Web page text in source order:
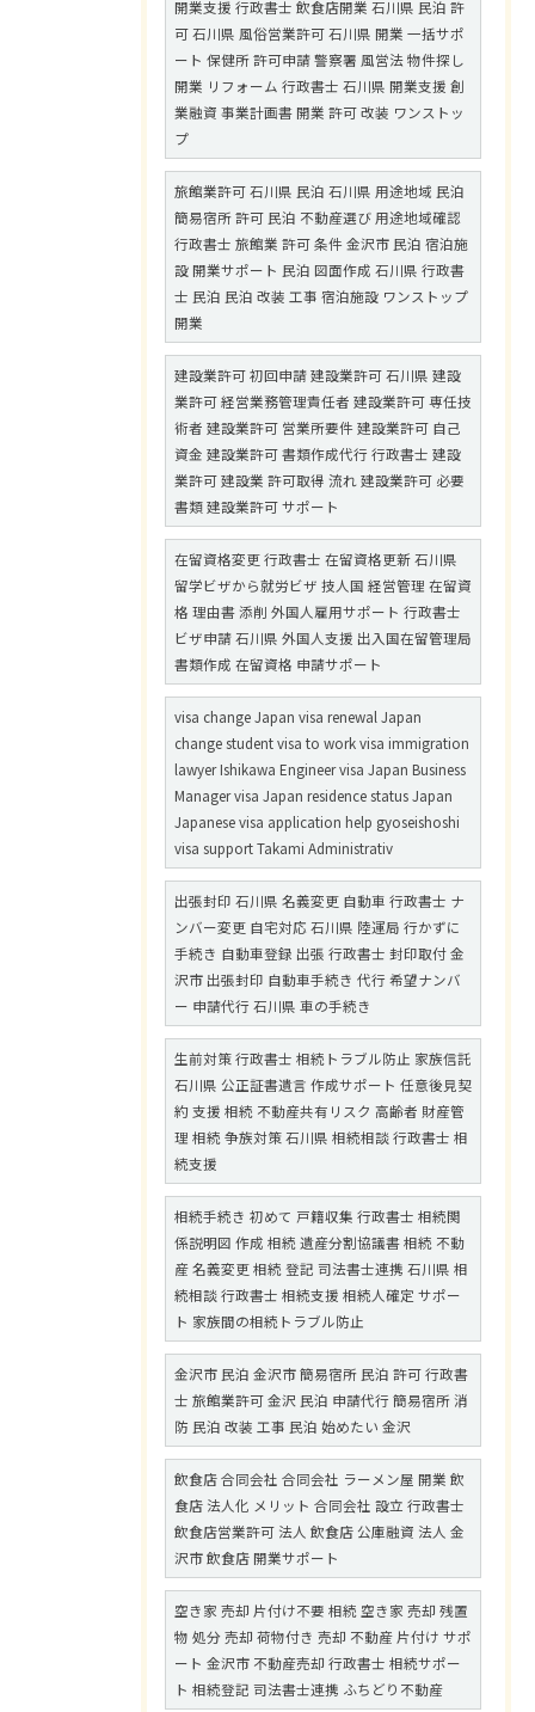
開業支援 行政書士 飲食店開業 石川県 民泊 許
可 石川県 風俗営業許可 石川県 開業 一括サポ
ート 保健所 許可申請 警察署 風営法 物件探し
開業 リフォーム 行政書士 石川県 開業支援 創
業融資 事業計画書 開業 許可 改装 ワンストッ
プ
旅館業許可 石川県 民泊 石川県 用途地域 民泊
簡易宿所 許可 民泊 不動産選び 用途地域確認
行政書士 旅館業 許可 条件 金沢市 民泊 宿泊施
設 開業サポート 民泊 図面作成 石川県 行政書
士 民泊 民泊 改装 工事 宿泊施設 ワンストップ
開業
建設業許可 初回申請 建設業許可 石川県 建設
業許可 経営業務管理責任者 建設業許可 専任技
術者 建設業許可 営業所要件 建設業許可 自己
資金 建設業許可 書類作成代行 行政書士 建設
業許可 建設業 許可取得 流れ 建設業許可 必要
書類 建設業許可 サポート
在留資格変更 行政書士 在留資格更新 石川県
留学ビザから就労ビザ 技人国 経営管理 在留資
格 理由書 添削 外国人雇用サポート 行政書士
ビザ申請 石川県 外国人支援 出入国在留管理局
書類作成 在留資格 申請サポート
visa change Japan visa renewal Japan
change student visa to work visa immigration
lawyer Ishikawa Engineer visa Japan Business
Manager visa Japan residence status Japan
Japanese visa application help gyoseishoshi
visa support Takami Administrativ
出張封印 石川県 名義変更 自動車 行政書士 ナ
ンバー変更 自宅対応 石川県 陸運局 行かずに
手続き 自動車登録 出張 行政書士 封印取付 金
沢市 出張封印 自動車手続き 代行 希望ナンバ
ー 申請代行 石川県 車の手続き
生前対策 行政書士 相続トラブル防止 家族信託
石川県 公正証書遺言 作成サポート 任意後見契
約 支援 相続 不動産共有リスク 高齢者 財産管
理 相続 争族対策 石川県 相続相談 行政書士 相
続支援
相続手続き 初めて 戸籍収集 行政書士 相続関
係説明図 作成 相続 遺産分割協議書 相続 不動
産 名義変更 相続 登記 司法書士連携 石川県 相
続相談 行政書士 相続支援 相続人確定 サポー
ト 家族間の相続トラブル防止
金沢市 民泊 金沢市 簡易宿所 民泊 許可 行政書
士 旅館業許可 金沢 民泊 申請代行 簡易宿所 消
防 民泊 改装 工事 民泊 始めたい 金沢
飲食店 合同会社 合同会社 ラーメン屋 開業 飲
食店 法人化 メリット 合同会社 設立 行政書士
飲食店営業許可 法人 飲食店 公庫融資 法人 金
沢市 飲食店 開業サポート
空き家 売却 片付け不要 相続 空き家 売却 残置
物 処分 売却 荷物付き 売却 不動産 片付け サポ
ート 金沢市 不動産売却 行政書士 相続サポー
ト 相続登記 司法書士連携 ふちどり不動産